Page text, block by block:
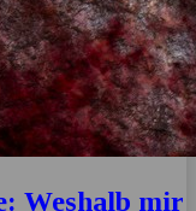
Weshalb mir